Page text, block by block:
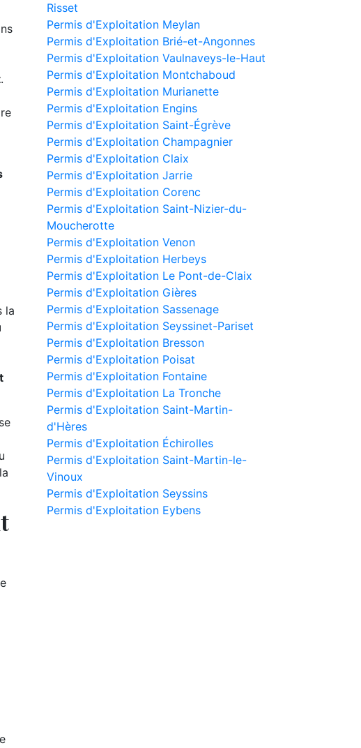
.
la
Risset
Permis d'Exploitation Meylan
Permis d'Exploitation Brié-et-Angonnes
Permis d'Exploitation Vaulnaveys-le-Haut
Permis d'Exploitation Montchaboud
Permis d'Exploitation Murianette
Permis d'Exploitation Engins
Permis d'Exploitation Saint-Égrève
Permis d'Exploitation Champagnier
Permis d'Exploitation Claix
Permis d'Exploitation Jarrie
Permis d'Exploitation Corenc
Permis d'Exploitation Saint-Nizier-du-
Moucherotte
Permis d'Exploitation Venon
Permis d'Exploitation Herbeys
Permis d'Exploitation Le Pont-de-Claix
Permis d'Exploitation Gières
Permis d'Exploitation Sassenage
Permis d'Exploitation Seyssinet-Pariset
Permis d'Exploitation Bresson
Permis d'Exploitation Poisat
Permis d'Exploitation Fontaine
Permis d'Exploitation La Tronche
Permis d'Exploitation Saint-Martin-
d'Hères
Permis d'Exploitation Échirolles
Permis d'Exploitation Saint-Martin-le-
Vinoux
Permis d'Exploitation Seyssins
Permis d'Exploitation Eybens